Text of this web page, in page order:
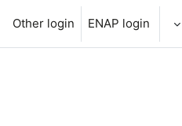
ENAP login
Other login